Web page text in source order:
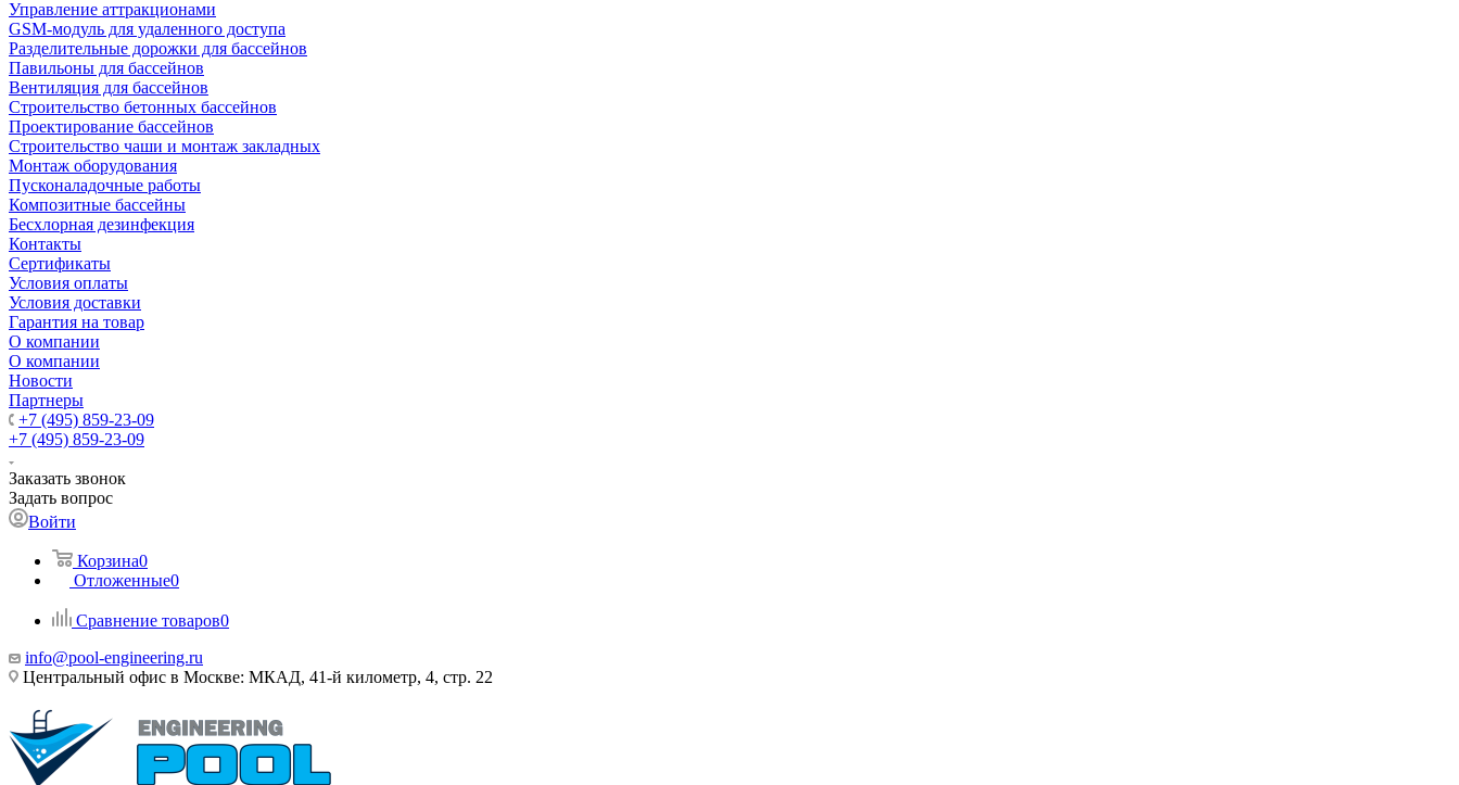
Управление аттракционами
GSM-модуль для удаленного доступа
Разделительные дорожки для бассейнов
Павильоны для бассейнов
Вентиляция для бассейнов
Строительство бетонных бассейнов
Проектирование бассейнов
Строительство чаши и монтаж закладных
Монтаж оборудования
Пусконаладочные работы
Композитные бассейны
Бесхлорная дезинфекция
Контакты
Сертификаты
Условия оплаты
Условия доставки
Гарантия на товар
О компании
О компании
Новости
Партнеры
+7 (495) 859-23-09
+7 (495) 859-23-09
Заказать звонок
Задать вопрос
Войти
Корзина0
Отложенные0
Сравнение товаров0
info@pool-engineering.ru
Центральный офис в Москве: МКАД, 41-й километр, 4, стр. 22